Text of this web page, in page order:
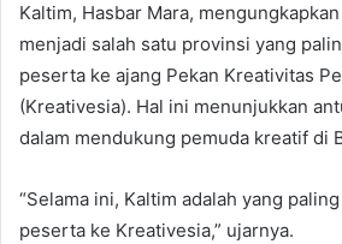
Kaltim, Hasbar Mara,
menjadi salah satu provinsi yang
peserta ke ajang Pekan Kreativitas
(Kreativesia). Hal ini menunjukkan
dalam mendukung pemuda kreatif di
“Selama ini, Kaltim adalah yang
peserta ke Kreativesia,” ujarnya.